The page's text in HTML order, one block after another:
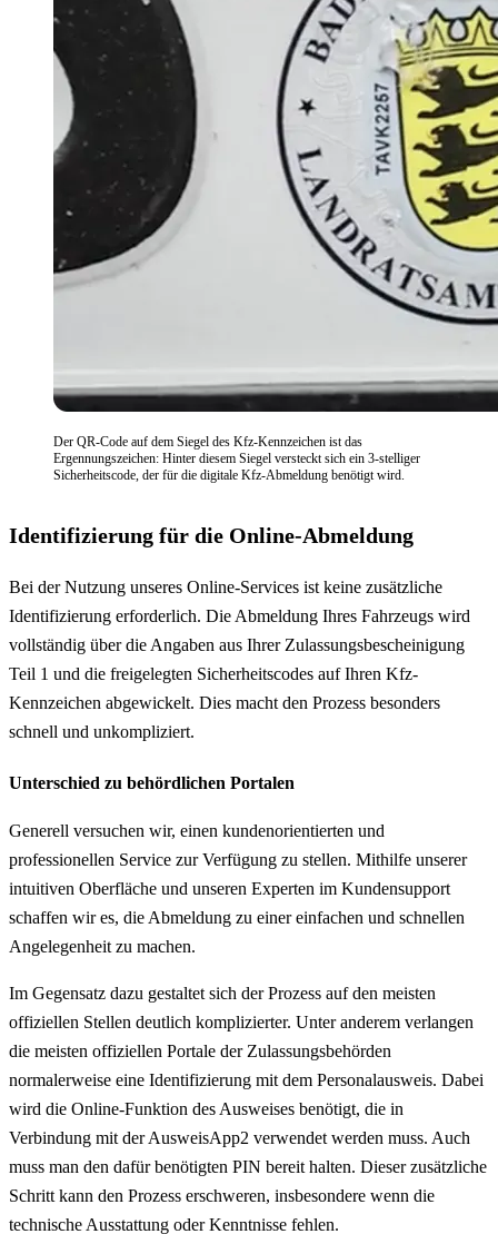
Der QR-Code auf dem Siegel des Kfz-Kennzeichen ist das
Ergennungszeichen: Hinter diesem Siegel versteckt sich ein 3-stelliger
Sicherheitscode, der für die digitale Kfz-Abmeldung benötigt wird.
Identifizierung für die Online-Abmeldung
Bei der Nutzung unseres Online-Services ist keine zusätzliche
Identifizierung erforderlich. Die Abmeldung Ihres Fahrzeugs wird
vollständig über die Angaben aus Ihrer Zulassungsbescheinigung
Teil 1 und die freigelegten Sicherheitscodes auf Ihren Kfz-
Kennzeichen abgewickelt. Dies macht den Prozess besonders
schnell und unkompliziert.
Unterschied zu behördlichen Portalen
Generell versuchen wir, einen kundenorientierten und
professionellen Service zur Verfügung zu stellen. Mithilfe unserer
intuitiven Oberfläche und unseren Experten im Kundensupport
schaffen wir es, die Abmeldung zu einer einfachen und schnellen
Angelegenheit zu machen.
Im Gegensatz dazu gestaltet sich der Prozess auf den meisten
offiziellen Stellen deutlich komplizierter. Unter anderem verlangen
die meisten offiziellen Portale der Zulassungsbehörden
normalerweise eine Identifizierung mit dem Personalausweis. Dabei
wird die Online-Funktion des Ausweises benötigt, die in
Verbindung mit der AusweisApp2 verwendet werden muss. Auch
muss man den dafür benötigten PIN bereit halten. Dieser zusätzliche
Schritt kann den Prozess erschweren, insbesondere wenn die
technische Ausstattung oder Kenntnisse fehlen.